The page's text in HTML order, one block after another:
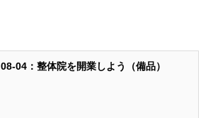
08-04：整体院を開業しよう（備品）